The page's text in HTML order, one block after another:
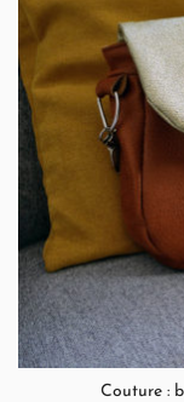
Couture :